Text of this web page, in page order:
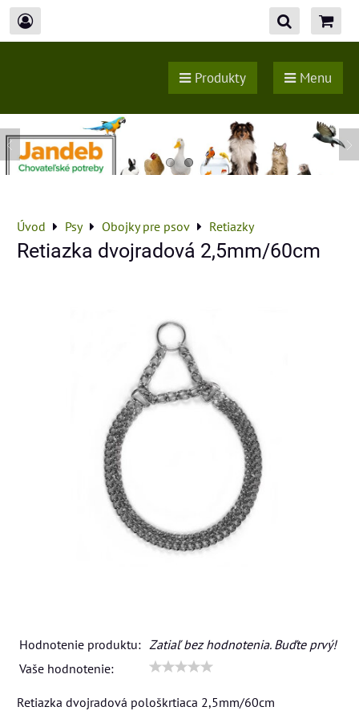
Produkty Menu
Úvod Psy Obojky pre psov Retiazky
Retiazka dvojradová 2,5mm/60cm
Hodnotenie produktu: Zatiaľ bez hodnotenia. Buďte prvý!
Vaše hodnotenie:
Retiazka dvojradová pološkrtiaca 2,5mm/60cm